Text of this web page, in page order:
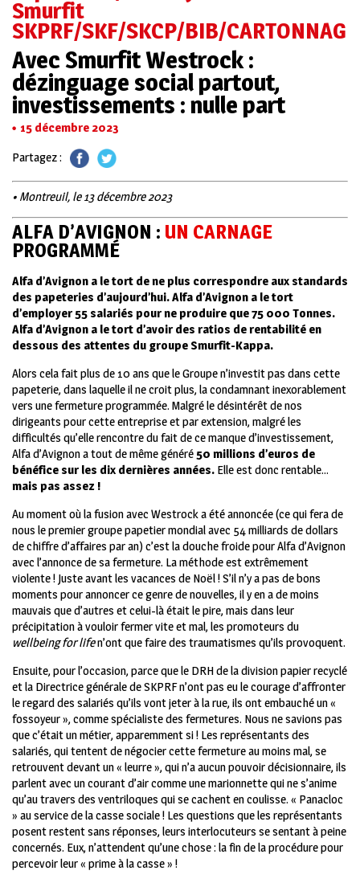
Smurfit
SKPRF/SKF/SKCP/BIB/CARTONNAGE
Avec Smurfit Westrock :
dézinguage social partout,
investissements : nulle part
15 décembre 2023
Partagez :
• Montreuil, le 13 décembre 2023
ALFA D’AVIGNON : UN CARNAGE
PROGRAMMÉ
Alfa d’Avignon a le tort de ne plus correspondre aux standards
des papeteries d’aujourd’hui. Alfa d’Avignon a le tort
d’employer 55 salariés pour ne produire que 75 000 Tonnes.
Alfa d’Avignon a le tort d’avoir des ratios de rentabilité en
dessous des attentes du groupe Smurfit-Kappa.
Alors cela fait plus de 10 ans que le Groupe n’investit pas dans cette
papeterie, dans laquelle il ne croit plus, la condamnant inexorablement
vers une fermeture programmée. Malgré le désintérêt de nos
dirigeants pour cette entreprise et par extension, malgré les
difficultés qu’elle rencontre du fait de ce manque d’investissement,
Alfa d’Avignon a tout de même généré 50 millions d’euros de
bénéfice sur les dix dernières années. Elle est donc rentable…
mais pas assez !
Au moment où la fusion avec Westrock a été annoncée (ce qui fera de
nous le premier groupe papetier mondial avec 54 milliards de dollars
de chiffre d’affaires par an) c’est la douche froide pour Alfa d’Avignon
avec l’annonce de sa fermeture. La méthode est extrêmement
violente ! Juste avant les vacances de Noël ! S’il n’y a pas de bons
moments pour annoncer ce genre de nouvelles, il y en a de moins
mauvais que d’autres et celui-là était le pire, mais dans leur
précipitation à vouloir fermer vite et mal, les promoteurs du
wellbeing for lifen’ont que faire des traumatismes qu’ils provoquent.
Ensuite, pour l’occasion, parce que le DRH de la division papier recyclé
et la Directrice générale de SKPRF n’ont pas eu le courage d’affronter
le regard des salariés qu’ils vont jeter à la rue, ils ont embauché un «
fossoyeur », comme spécialiste des fermetures. Nous ne savions pas
que c’était un métier, apparemment si ! Les représentants des
salariés, qui tentent de négocier cette fermeture au moins mal, se
retrouvent devant un« leurre », qui n’a aucun pouvoir décisionnaire, ils
parlent avec un courant d’air comme une marionnette qui ne s’anime
qu’au travers des ventriloques qui se cachent en coulisse. « Panacloc
» au service de la casse sociale ! Les questions que les représentants
posent restent sans réponses, leurs interlocuteurs se sentant à peine
concernés. Eux, n’attendent qu’une chose : la fin de la procédure pour
percevoir leur « prime à la casse » !